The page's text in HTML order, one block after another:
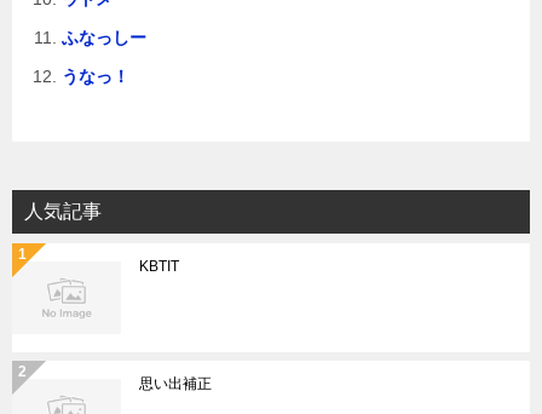
ふなっしー
うなっ！
人気記事
KBTIT
思い出補正